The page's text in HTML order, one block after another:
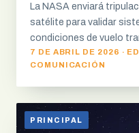
La NASA enviará
satélite para validar
condiciones de vuelo
7 DE ABRIL DE 2026 ·
COMUNICACIÓN
PRINCIPAL